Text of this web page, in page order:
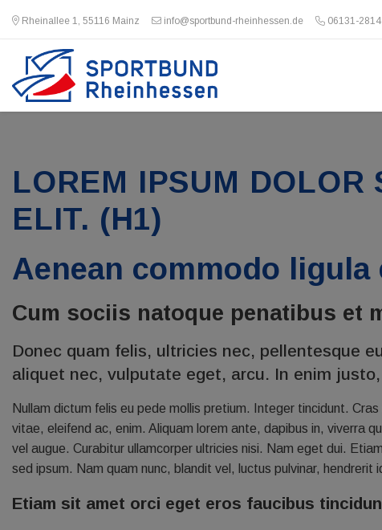
Rheinallee 1, 55116 Mainz info@sportbund-rheinhessen.de 06131-
LOREM IPSUM DOLOR
ELIT. (H1)
Aenean commodo ligula
Cum sociis natoque penatibus et
Donec quam felis, ultricies nec, pellentesque
aliquet nec, vulputate eget, arcu. In enim
Nullam dictum felis eu pede mollis pretium. Integer tincidunt.
vitae, eleifend ac, enim. Aliquam lorem ante, dapibus in, viverra
vel augue. Curabitur ullamcorper ultricies nisi. Nam eget dui.
sed ipsum. Nam quam nunc, blandit vel, luctus pulvinar,
Etiam sit amet orci eget eros faucibus